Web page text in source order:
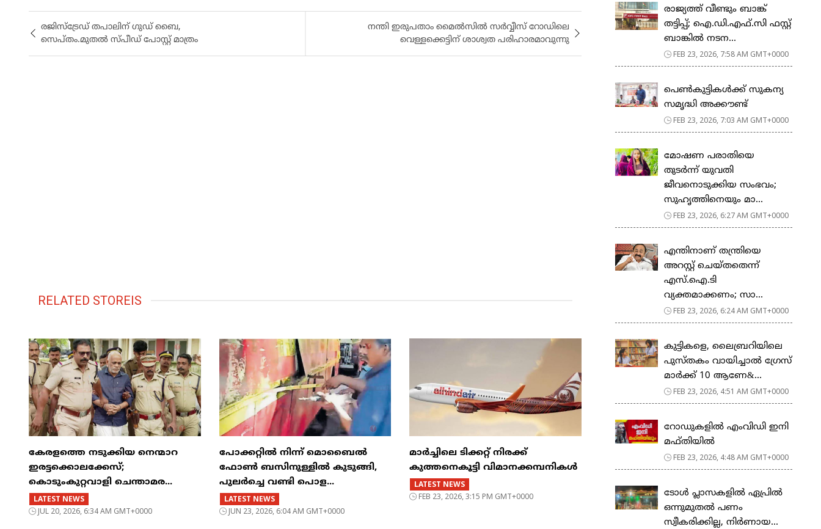
രജിസ്‌ട്രേഡ് തപാലിന് ഗുഡ് ബൈ,
സെപ്തം.മുതൽ സ്പീഡ് പോസ്റ്റ് മാത്രം
നന്തി ഇരുപതാം മൈൽസിൽ സർവ്വീസ് റോഡിലെ
വെള്ളക്കെട്ടിന് ശാശ്വത പരിഹാരമാവുന്നു
RELATED STOREIS
കേരളത്തെ നടുക്കിയ നെന്മാറ
ഇരട്ടക്കൊലക്കേസ്;
കൊടുംകുറ്റവാളി ചെന്താമര...
LATEST NEWS
JUL 20, 2026, 6:34 AM GMT+0000
പോക്കറ്റിൽ നിന്ന് മൊബൈൽ
ഫോൺ ബസിനുള്ളിൽ കുടുങ്ങി,
പുലർച്ചെ വണ്ടി പൊള...
LATEST NEWS
JUN 23, 2026, 6:04 AM GMT+0000
മാർച്ചിലെ ടിക്കറ്റ് നിരക്ക്
കുത്തനെകൂട്ടി വിമാനക്കമ്പനികൾ
LATEST NEWS
FEB 23, 2026, 3:15 PM GMT+0000
രാജ്യത്ത് വീണ്ടും ബാങ്ക്
തട്ടിപ്പ്; ഐ.ഡി.എഫ്.സി ഫസ്റ്റ്
ബാങ്കിൽ നടന...
FEB 23, 2026, 7:58 AM GMT+0000
പെ​ൺ​കു​ട്ടി​ക​ൾ​ക്ക് സു​ക​ന്യ
സ​മൃ​ദ്ധി അ​ക്കൗ​ണ്ട്
FEB 23, 2026, 7:03 AM GMT+0000
മോഷണ പരാതിയെ
തുടര്‍ന്ന് യുവതി
ജീവനൊടുക്കിയ സംഭവം;
സുഹൃത്തിനെയും മാ...
FEB 23, 2026, 6:27 AM GMT+0000
എന്തിനാണ് തന്ത്രിയെ
അറസ്റ്റ് ചെയ്തതെന്ന്
എസ്.ഐ.ടി
വ്യക്തമാക്കണം; സാ...
FEB 23, 2026, 6:24 AM GMT+0000
കുട്ടികളെ, ലൈബ്രറിയിലെ
പുസ്തകം വായിച്ചാല്‍ ഗ്രേസ്
മാര്‍ക്ക് 10 ആണേ&...
FEB 23, 2026, 4:51 AM GMT+0000
റോഡുകളില്‍ എംവിഡി ഇനി
മഫ്തിയില്‍
FEB 23, 2026, 4:48 AM GMT+0000
ടോള്‍ പ്ലാസകളില്‍ ഏപ്രില്‍
ഒന്നുമുതല്‍ പണം
സ്വീകരിക്കില്ല, നിര്‍ണായ...